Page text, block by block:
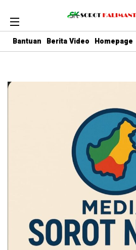
Bantuan Berita Video Homepage